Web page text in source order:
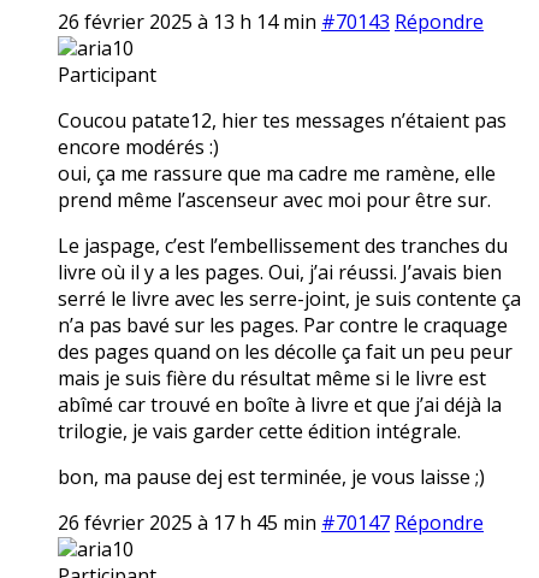
26 février 2025 à 13 h 14 min #70143 Répondre
aria10
Participant
Coucou patate12, hier tes messages n’étaient pas
encore modérés :)
oui, ça me rassure que ma cadre me ramène, elle
prend même l’ascenseur avec moi pour être sur.
Le jaspage, c’est l’embellissement des tranches du
livre où il y a les pages. Oui, j’ai réussi. J’avais bien
serré le livre avec les serre-joint, je suis contente ça
n’a pas bavé sur les pages. Par contre le craquage
des pages quand on les décolle ça fait un peu peur
mais je suis fière du résultat même si le livre est
abîmé car trouvé en boîte à livre et que j’ai déjà la
trilogie, je vais garder cette édition intégrale.
bon, ma pause dej est terminée, je vous laisse ;)
26 février 2025 à 17 h 45 min #70147 Répondre
aria10